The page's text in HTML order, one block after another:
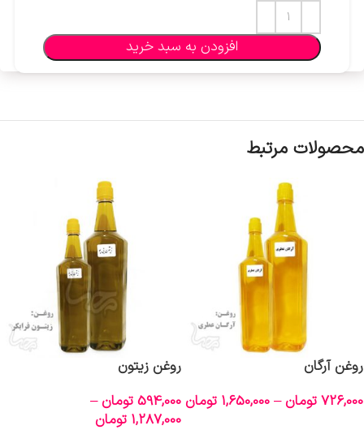
افزودن به سبد خرید
محصولات مرتبط
روغن آرگان
726,000تومان –
1,650,000 تومان
روغن زیتون
594,000تومان –
1,287,000 تومان